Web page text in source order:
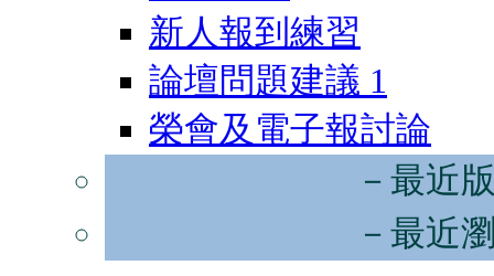
新人報到練習
論壇問題建議 1
榮會及電子報討論
－最近
－最近